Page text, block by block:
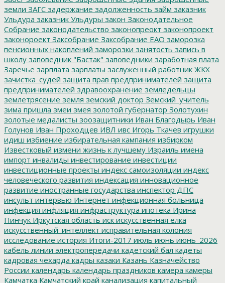
земли ЗАГС задержание задолженность займ заказник
Ульдура заказник Ульдуры закон Законодательное
Собрание законодательство законопреокт законопроект
законороект Заксобрание Заксобрание ЕАО заморозка
пенсионных накоплений заморозки занятость запись в
школу заповедник "Бастак" заповедники заработная плата
Заречье зарплата зарплаты заслуженный работник ЖКХ
зачистка_судей защита прав предпринимателей защита
предпринимателей здравоохранение земледельцы
землетрясение земля земский доктор Земский_учитель
зима пришла змеи змея золотой губернатор Золотухин
золотые медалисты зоозащитники Иван Благодырь Иван
Голунов Иван Проходцев ИВЛ ивс Игорь Ткачев игрушки
идиш избиение избирательная кампания избирком
Известковый измени жизнь к лучшему Израиль имена
импорт инвалиды инвестирование инвестиции
инвестиционные проекты индекс самоизоляции индекс
человеческого развития индексация инновационное
развитие иностранные государства инспектор ДПС
инсульт интервью Интернет инфекционная больница
инфекция инфляция инфраструктура ипотека Ирина
Пинчук Иркутская область иск искусственная елка
искусственный_интеллект исправительная колония
исследование история Итоги-2017 июль июнь июнь_2026
кабель линии электропередачи кадетский бал кадеты
кадровая чехарда кадры казаки Казань Казначейство
России календарь календарь праздников камера камеры
Камчатка Камчатский край канализация капитальный